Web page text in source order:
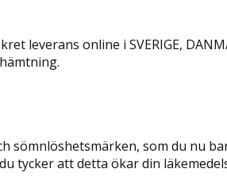
online i SVERIGE,
som du nu
tycker att detta ökar din